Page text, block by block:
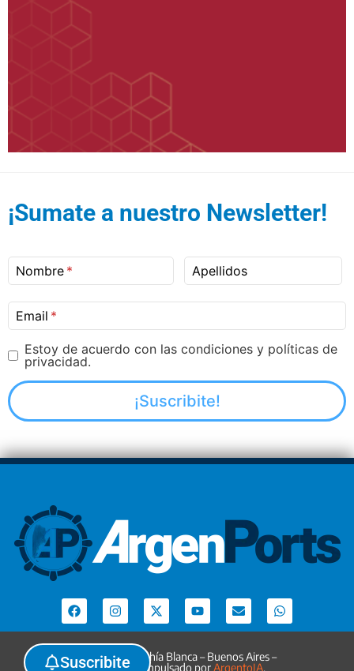
¡Sumate a nuestro Newsletter!
Nombre Apellidos
Email
Estoy de acuerdo con las condiciones y políticas de
privacidad.
Argenports. Bahía Blanca – Buenos Aires –
Argentina. Impulsado porArgentoIA.
Suscribite